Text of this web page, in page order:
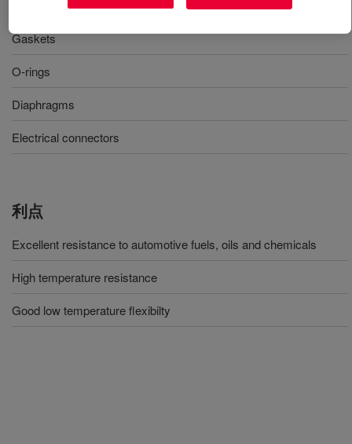
Gaskets
O-rings
Diaphragms
Electrical connectors
利点
Excellent resistance to automotive fuels, oils and chemicals
High temperature resistance
Good low temperature flexibilty